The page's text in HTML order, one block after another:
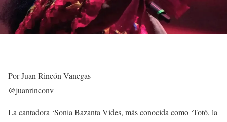
Por Juan Rincón Vanegas
@juanrinconv
La cantadora ‘Sonia Bazanta Vides, más conocida como ‘Totó, la